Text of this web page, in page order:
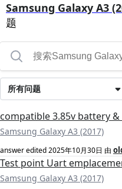
Samsung Galaxy A3
题
所有问题
compatible 3.85v battery
Samsung Galaxy A3 (2017)
answer edited2025年10月30日 由
Test point Uart
Samsung Galaxy A3 (2017)